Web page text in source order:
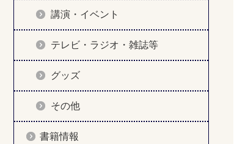
講演・イベント
テレビ・ラジオ・雑誌等
グッズ
その他
書籍情報